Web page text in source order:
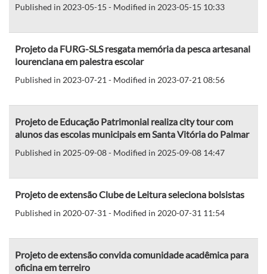
Published in 2023-05-15 - Modified in 2023-05-15 10:33
Projeto da FURG-SLS resgata memória da pesca artesanal
lourenciana em palestra escolar
Published in 2023-07-21 - Modified in 2023-07-21 08:56
Projeto de Educação Patrimonial realiza city tour com
alunos das escolas municipais em Santa Vitória do Palmar
Published in 2025-09-08 - Modified in 2025-09-08 14:47
Projeto de extensão Clube de Leitura seleciona bolsistas
Published in 2020-07-31 - Modified in 2020-07-31 11:54
Projeto de extensão convida comunidade acadêmica para
oficina em terreiro